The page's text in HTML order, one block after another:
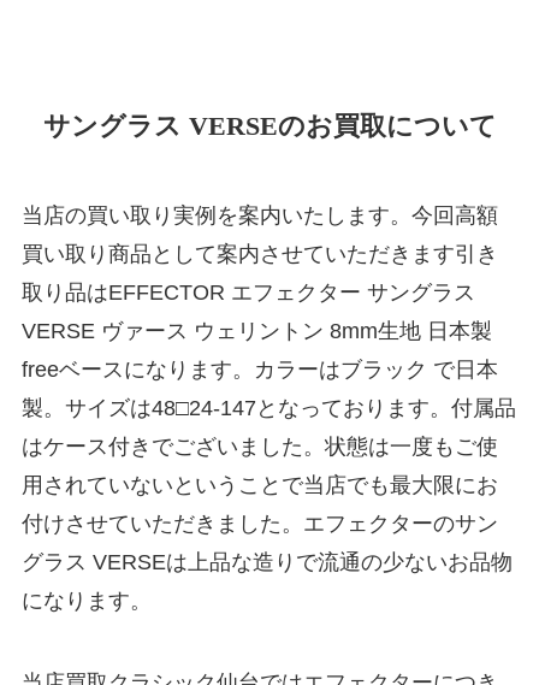
サングラス VERSEのお買取について
当店の買い取り実例を案内いたします。今回高額
買い取り商品として案内させていただきます引き
取り品はEFFECTOR エフェクター サングラス
VERSE ヴァース ウェリントン 8mm生地 日本製
freeベースになります。カラーはブラック で日本
製。サイズは48□24-147となっております。付属品
はケース付きでございました。状態は一度もご使
用されていないということで当店でも最大限にお
付けさせていただきました。エフェクターのサン
グラス VERSEは上品な造りで流通の少ないお品物
になります。